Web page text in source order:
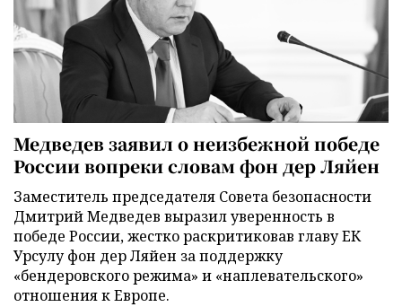
Медведев заявил о неизбежной победе
России вопреки словам фон дер Ляйен
Заместитель председателя Совета безопасности
Дмитрий Медведев выразил уверенность в
победе России, жестко раскритиковав главу ЕК
Урсулу фон дер Ляйен за поддержку
«бендеровского режима» и «наплевательского»
отношения к Европе.